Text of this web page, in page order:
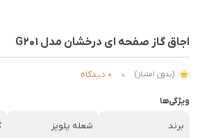
اجاق گاز صفحه ای درخشان مدل G201
(بدون امتیاز) 0 دیدگاه
ویژگی‌ها
برند
شعله پلوپز